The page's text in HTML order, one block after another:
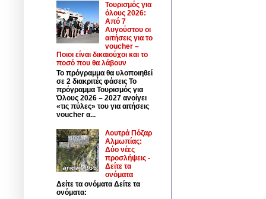
Τουρισμός για
όλους 2026:
Από 7
Αυγούστου οι
αιτήσεις για το
voucher –
Ποιοι είναι δικαιούχοι και το
ποσό που θα λάβουν
Το πρόγραμμα θα υλοποιηθεί
σε 2 διακριτές φάσεις Το
πρόγραμμα Τουρισμός για
Όλους 2026 – 2027 ανοίγει
«τις πύλες» του για αιτήσεις
voucher α...
Λουτρά Πόζαρ
Αλμωπίας:
Δύο νέες
προσλήψεις -
Δείτε τα
ονόματα
Δείτε τα ονόματα Δείτε τα
ονόματα: